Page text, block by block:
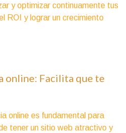
y optimizar continuamente tus
ROI y lograr un crecimiento
online: Facilita que te
online es fundamental para
tener un sitio web atractivo y